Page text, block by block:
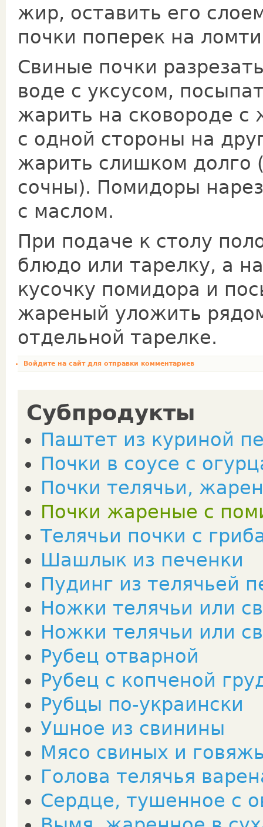
жир, оставить его
почки поперек на
Свиные почки
воде с уксусом,
жарить на сковороде с
с одной стороны на
жарить слишком долго
сочны). По­мидоры
с маслом.
При подаче к столу
блюдо или тарелку, а
кусочку помидора и
жареный уложить
отдельной тарелке.
Войдите на сайтдля отправки комментариев
Субпродукты
Паштет из куриной
Почки в соусе с
Почки телячьи,
Почки жареные с
Телячьи почки с
Шашлык из печенки
Пудинг из телячьей
Ножки телячьи или
Ножки телячьи или
Рубец отварной
Рубец с копченой
Рубцы по-украински
Ушное из свинины
Мясо свиных и
Голова телячья
Сердце, тушенное с